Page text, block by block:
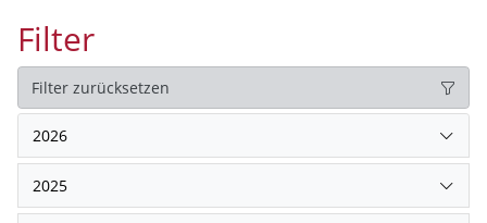
Filter
Filter zurücksetzen
2026
2025